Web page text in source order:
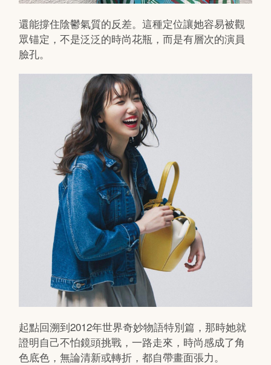
還能撐住陰鬱氣質的反差。這種定位讓她容易被觀
眾锚定，不是泛泛的時尚花瓶，而是有層次的演員
臉孔。
起點回溯到2012年世界奇妙物語特別篇，那時她就
證明自己不怕鏡頭挑戰，一路走來，時尚感成了角
色底色，無論清新或轉折，都自帶畫面張力。